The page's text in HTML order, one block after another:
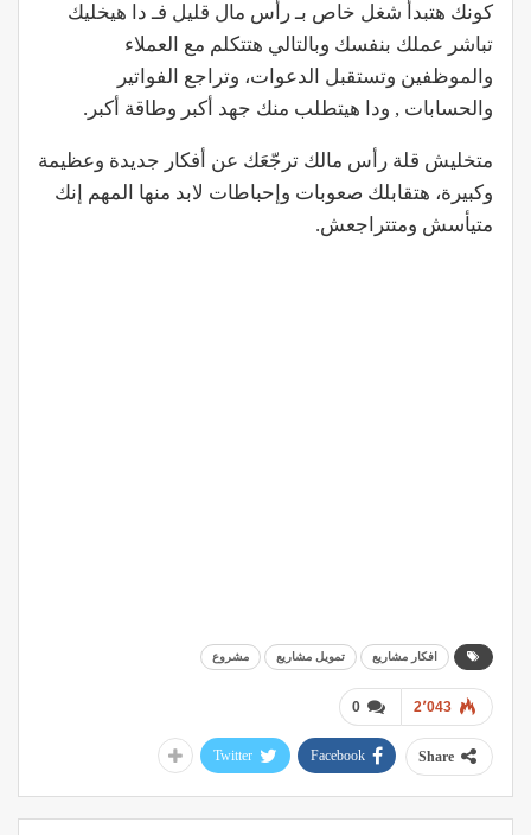
كونك هتبدأ شغل خاص بـ رأس مال قليل فـ دا هيخليك
تباشر عملك بنفسك وبالتالي هتتكلم مع العملاء
والموظفين وتستقبل الدعوات، وتراجع الفواتير
والحسابات , ودا هيتطلب منك جهد أكبر وطاقة أكبر.
متخليش قلة رأس مالك ترجّعَك عن أفكار جديدة وعظيمة
وكبيرة، هتقابلك صعوبات وإحباطات لابد منها المهم إنك
متيأسش ومتتراجعش.
افكار مشاريع تمويل مشاريع مشروع
0 2٬043
Share
Facebook
Twitter